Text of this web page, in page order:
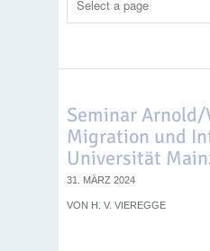
Seminar Arnold/
Migration und
Universität
31. MÄRZ 2024
VON H. V. VIEREGGE